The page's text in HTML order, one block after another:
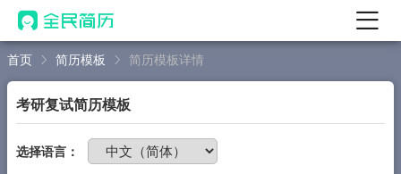
首页
AI 简历工具
AI 优化简历
首页 简历模板 简历模板详情
考研复试简历模板
选择语言：